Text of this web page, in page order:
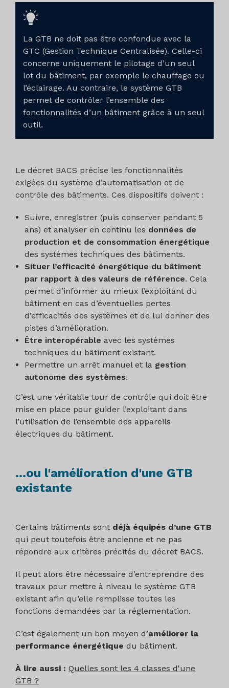
La GTB ne doit pas être confondue avec la
GTC (Gestion Technique Centralisée). Celle-ci
concerne uniquement le pilotage d’un seul
lot du bâtiment, par exemple le chauffage ou
l’éclairage. Au contraire, le système GTB
permet de contrôler l’ensemble des
fonctionnalités d’un bâtiment grâce à un seul
outil.
Le décret BACS précise les fonctionnalités
exigées du système d’automatisation et de
contrôle des bâtiments. Ces dispositifs doivent :
Suivre, enregistrer (puis conserver pendant 5
ans) et analyser en continu les données de
production et de consommation énergétique
des systèmes techniques des bâtiments.
Situer l’efficacité énergétique du bâtiment
par rapport à des valeurs de référence. Cela
permet d’informer au mieux l’exploitant du
bâtiment en cas d’éventuelles pertes
d’efficacités des systèmes et de lui donner des
pistes d’amélioration.
Être interopérable avec les systèmes
techniques du bâtiment existant.
Permettre un arrêt manuel et la gestion
autonome des systèmes.
C’est une véritable tour de contrôle qui doit être
mise en place pour guider l’exploitant dans
l’utilisation de l’ensemble des appareils
électriques du bâtiment.
...ou l'amélioration d'une GTB
existante
Certains bâtiments sont déjà équipés d’une GTB
qui peut toutefois être ancienne et ne pas
répondre aux critères précités du décret BACS.
Il peut alors être nécessaire d’entreprendre des
travaux pour mettre à niveau le système GTB
existant afin qu’elle remplisse toutes les
fonctions demandées par la réglementation.
C’est également un bon moyen d’améliorer la
performance énergétique du bâtiment.
À lire aussi : Quelles sont les 4 classes d'une
GTB ?